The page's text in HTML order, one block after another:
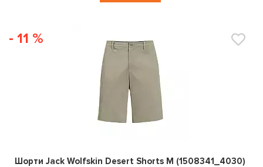
- 11 %
0
Шорти Jack Wolfskin Desert Shorts M (1508341_4030)